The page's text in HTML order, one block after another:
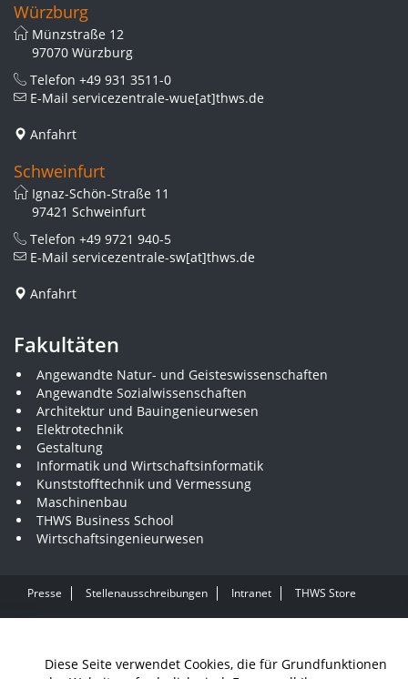
Diese Seite verwendet Cookies, die für Grundfunktionen
Würzburg
Münzstraße 12
97070 Würzburg
Telefon +49 931 3511-0
E-Mail servicezentrale-wue[at]thws.de
Anfahrt
Schweinfurt
Ignaz-Schön-Straße 11
97421 Schweinfurt
Telefon +49 9721 940-5
E-Mail servicezentrale-sw[at]thws.de
Anfahrt
Fakultäten
Angewandte Natur- und Geisteswissenschaften
Angewandte Sozialwissenschaften
Architektur und Bauingenieurwesen
Elektrotechnik
Gestaltung
Informatik und Wirtschaftsinformatik
Kunststofftechnik und Vermessung
Maschinenbau
THWS Business School
Wirtschaftsingenieurwesen
Presse Stellenausschreibungen Intranet THWS Store
Impressum Barrierefreiheit Datenschutz